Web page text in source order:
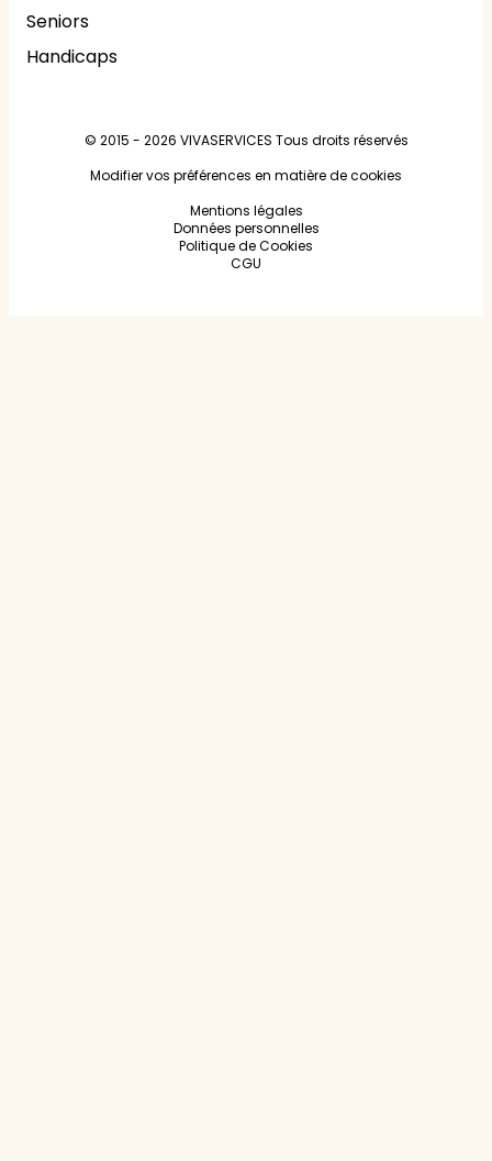
Seniors
Handicaps
© 2015 - 2026 VIVASERVICES Tous droits réservés
Modifier vos préférences en matière de cookies
Mentions légales
Données personnelles
Politique de Cookies
CGU